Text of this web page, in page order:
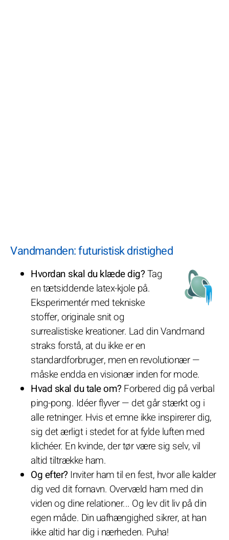
Vandmanden: futuristisk dristighed
Hvordan skal du klæde dig?Tag
en tætsiddende latex-kjole på.
Eksperimentér med tekniske
stoffer, originale snit og
surrealistiske kreationer. Lad din Vandmand
straks forstå, at du ikke er en
standardforbruger, men en revolutionær —
måske endda en visionær inden for mode.
Hvad skal du tale om?Forbered dig på verbal
ping-pong. Idéer flyver — det går stærkt og i
alle retninger. Hvis et emne ikke inspirerer dig,
sig det ærligt i stedet for at fylde luften med
klichéer. En kvinde, der tør være sig selv, vil
altid tiltrække ham.
Og efter? Inviter ham til en fest, hvor alle kalder
dig ved dit fornavn. Overvæld ham med din
viden og dine relationer... Og lev dit liv på din
egen måde. Din uafhængighed sikrer, at han
ikke altid har dig i nærheden. Puha!